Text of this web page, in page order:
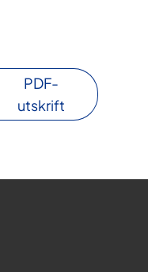
PDF-
utskrift